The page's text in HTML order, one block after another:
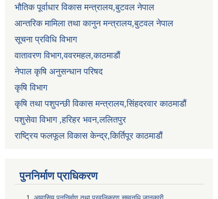
भौतिक पूर्वाधार विकास मन्त्रालय,बुटवल नेपाल
आन्तरिक मामिला तथा कानुन मन्त्रालय,बुटवल नेपाल
सूचना प्रविधि विभाग
वातावरण विभाग,ववरमहल,काठमाडौं
नेपाल कृषि अनुसन्धान परिषद
कृषि विभाग
कृषि तथा पशुपन्छी विकास मन्त्रालय,सिंहदरवार काठमाडौं
पशुसेवा विभाग ,हरिहर भवन,ललितपुर
राष्ट्रिय फलफूल विकास केन्द्र,किर्तिपूर काठमाडौं
पुननिर्माण प्राधिकरण
आवासिय पुननिर्माण तथा प्रवलिकरण सम्वनधि जानकारी